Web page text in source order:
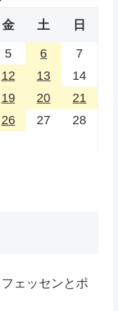
金 土 日
5 6
7
12 13
14
19 20
21
26 27
28
ェッセンとポ